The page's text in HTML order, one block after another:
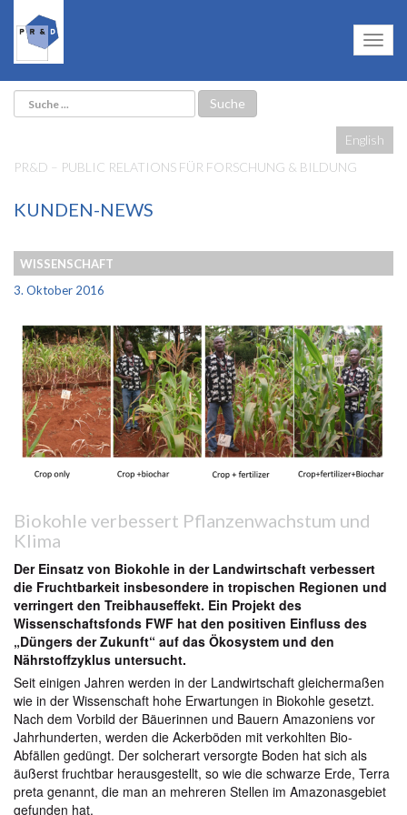
English
PR&D – PUBLIC RELATIONS FÜR FORSCHUNG & BILDUNG
KUNDEN-NEWS
WISSENSCHAFT
3. Oktober 2016
Biokohle verbessert Pflanzenwachstum und
Klima
Der Einsatz von Biokohle in der Landwirtschaft verbessert
die Fruchtbarkeit insbesondere in tropischen Regionen und
verringert den Treibhauseffekt. Ein Projekt des
Wissenschaftsfonds FWF hat den positiven Einfluss des
„Düngers der Zukunft“ auf das Ökosystem und den
Nährstoffzyklus untersucht.
Seit einigen Jahren werden in der Landwirtschaft gleichermaßen
wie in der Wissenschaft hohe Erwartungen in Biokohle gesetzt.
Nach dem Vorbild der Bäuerinnen und Bauern Amazoniens vor
Jahrhunderten, werden die Ackerböden mit verkohlten Bio-
Abfällen gedüngt. Der solcherart versorgte Boden hat sich als
äußerst fruchtbar herausgestellt, so wie die schwarze Erde, Terra
preta genannt, die man an mehreren Stellen im Amazonasgebiet
gefunden hat.